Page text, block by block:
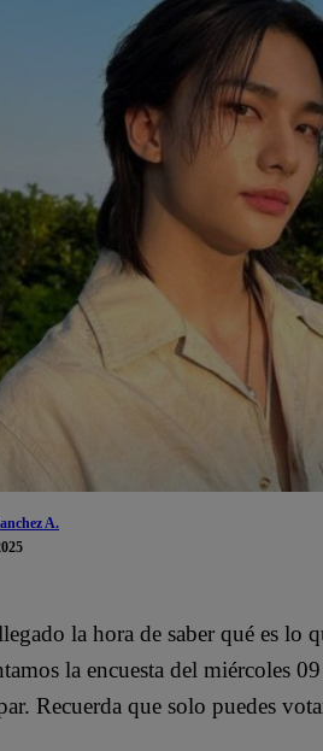
A.
la hora de saber qué es lo
la encuesta del miércoles
Recuerda que solo puedes